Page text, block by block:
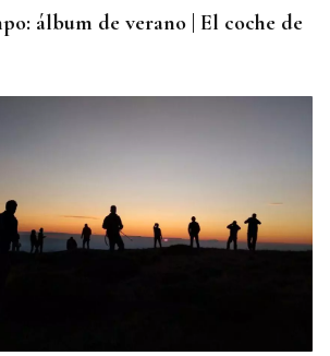
álbum de verano | El coche de